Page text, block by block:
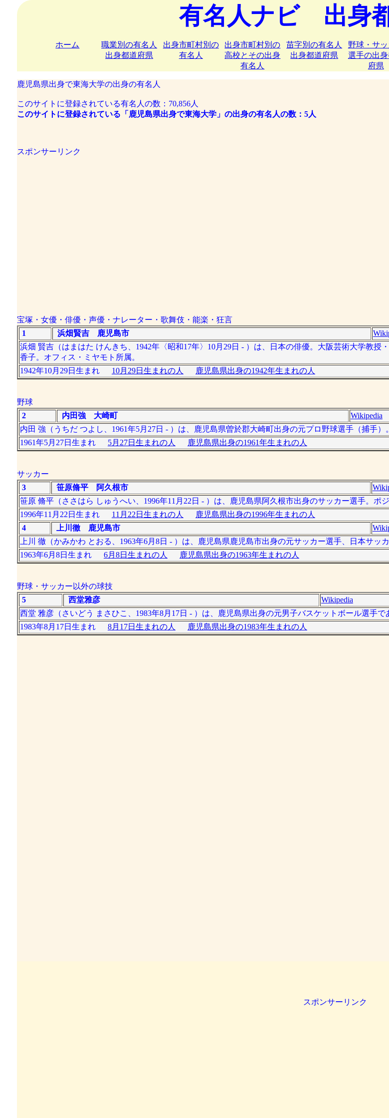
有名人ナビ 出身
ホーム
職業別の有名人
出身都道府県
出身市町村別の
有名人
出身市町村別の
高校とその出身
有名人
苗字別の有名人
出身都道府県
野球・サ
選手の出
府県
鹿児島県出身で東海大学の出身の有名人
このサイトに登録されている有名人の数：70,856人
このサイトに登録されている「鹿児島県出身で東海大学」の出身の有名人の数：5人
スポンサーリンク
宝塚・女優・俳優・声優・ナレーター・歌舞伎・能楽・狂言
1
浜畑賢吉 鹿児島市
浜畑 賢吉（はまはた けんきち、1942年〈昭和17年〉10月29日 - ）は、日本の俳優。大阪芸術大学教授
香子。オフィス・ミヤモト所属。
1942年10月29日生まれ 10月29日生まれの人 鹿児島県出身の1942年生まれの人
野球
2
内田強 大崎町
Wikipedia
内田 強（うちだ つよし、1961年5月27日 - ）は、鹿児島県曽於郡大崎町出身の元プロ野球選手（捕手）。
1961年5月27日生まれ 5月27日生まれの人 鹿児島県出身の1961年生まれの人
サッカー
3
笹原脩平 阿久根市
笹原 脩平（ささはら しゅうへい、1996年11月22日 - ）は、鹿児島県阿久根市出身のサッカー選手。ポ
1996年11月22日生まれ 11月22日生まれの人
鹿児島県出身の1996年生まれの人
4
上川徹 鹿児島市
上川 徹（かみかわ とおる、1963年6月8日 - ）は、鹿児島県鹿児島市出身の元サッカー選手、日本サッ
1963年6月8日生まれ 6月8日生まれの人 鹿児島県出身の1963年生まれの人
野球・サッカー以外の球技
5
西堂雅彦
Wikipedia
西堂 雅彦（さいどう まさひこ、1983年8月17日 - ）は、鹿児島県出身の元男子バスケットボール選手で
1983年8月17日生まれ 8月17日生まれの人 鹿児島県出身の1983年生まれの人
スポンサーリンク